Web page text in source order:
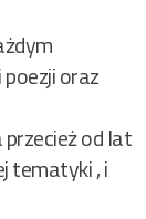
oraz
od lat
tematyki , i